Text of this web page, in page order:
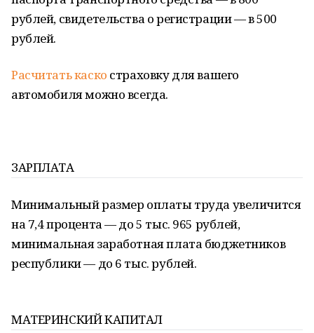
рублей, свидетельства о регистрации — в 500
рублей.
Расчитать каско страховку для вашего
автомобиля можно всегда.
ЗАРПЛАТА
Минимальный размер оплаты труда увеличится
на 7,4 процента — до 5 тыс. 965 рублей,
минимальная заработная плата бюджетников
республики — до 6 тыс. рублей.
МАТЕРИНСКИЙ КАПИТАЛ